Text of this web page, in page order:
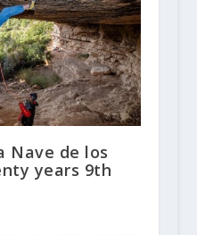
Nave de los
years 9th